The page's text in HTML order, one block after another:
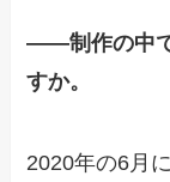
——制作の中
すか。
2020年の6月